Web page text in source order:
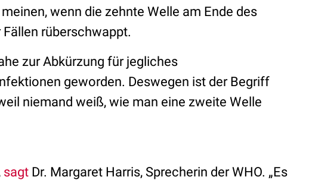
wenn die zehnte Welle am Ende des
rüberschwappt.
zur Abkürzung für jegliches
geworden. Deswegen ist der Begriff
niemand weiß, wie man eine zweite Welle
sagt Dr. Margaret Harris, Sprecherin der WHO. „Es